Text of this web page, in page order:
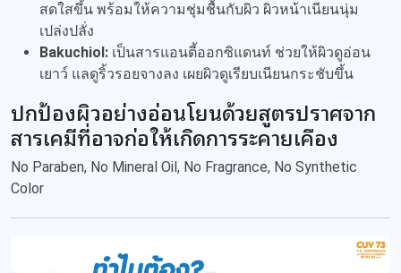
สดใสขึ้น พร้อมให้ความชุ่มชื้นกับผิว ผิวหน้าเนียนนุ่ม
เปล่งปลั่ง
Bakuchiol: เป็นสารแอนตี้ออกซิแดนท์ ช่วยให้ผิวดูอ่อน
เยาว์ แลดูริ้วรอยจางลง เผยผิวดูเรียบเนียนกระชับขึ้น
ปกป้องผิวอย่างอ่อนโยนด้วยสูตรปราศจาก
สารเคมีที่อาจก่อให้เกิดการระคายเคือง
No Paraben, No Mineral Oil, No Fragrance, No Synthetic
Color